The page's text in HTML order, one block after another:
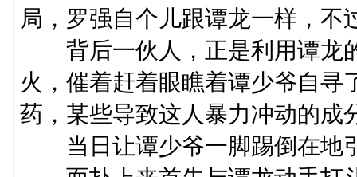
局，罗强自个儿跟谭龙一样，
背后一伙人，正是利用谭龙
火，催着赶着眼瞧着谭少爷自寻
药，某些导致这人暴力冲动的成
当日让谭少爷一脚踢倒在地